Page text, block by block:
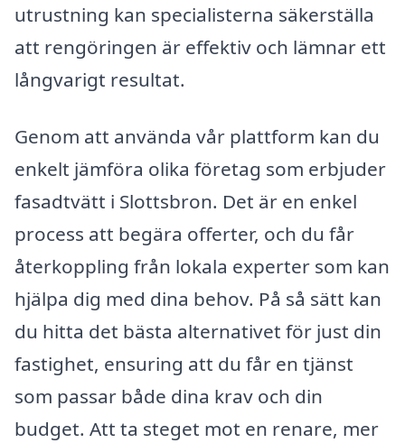
utrustning kan specialisterna säkerställa
att rengöringen är effektiv och lämnar ett
långvarigt resultat.
Genom att använda vår plattform kan du
enkelt jämföra olika företag som erbjuder
fasadtvätt i Slottsbron. Det är en enkel
process att begära offerter, och du får
återkoppling från lokala experter som kan
hjälpa dig med dina behov. På så sätt kan
du hitta det bästa alternativet för just din
fastighet, ensuring att du får en tjänst
som passar både dina krav och din
budget. Att ta steget mot en renare, mer